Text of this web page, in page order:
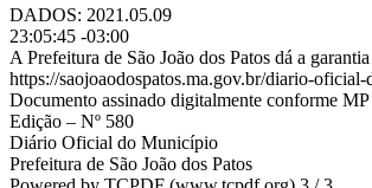
DADOS: 2021.05.09
23:05:45 -03:00
A Prefeitura de São João dos Patos dá a
https://saojoaodospatos.ma.gov.br/diario-
Documento assinado digitalmente conforme
Edição – Nº 580
Diário Oficial do Município
Prefeitura de São João dos Patos